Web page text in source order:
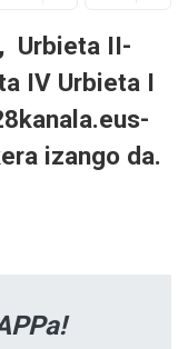
Urbieta II-
IV Urbieta I
izango da.